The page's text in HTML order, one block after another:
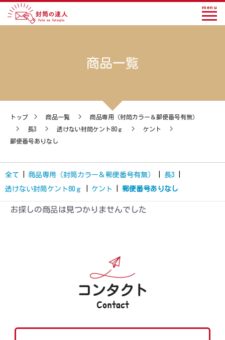
menu
商品一覧
トップ > 商品一覧 >
商品専用（封筒カラー＆郵便番号有無）
>
長3 > 透けない封筒ケント80ｇ > ケント
>
郵便番号ありなし
全て 商品専用（封筒カラー＆郵便番号有無） 長3
透けない封筒ケント80ｇ
ケント 郵便番号ありなし
お探しの商品は見つかりませんでした
コンタクト
Contact